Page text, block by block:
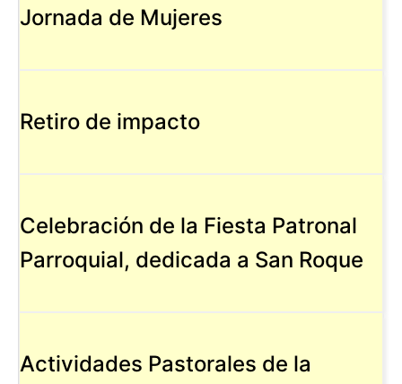
Jornada de Mujeres
Retiro de impacto
Celebración de la Fiesta Patronal
Parroquial, dedicada a San Roque
Actividades Pastorales de la